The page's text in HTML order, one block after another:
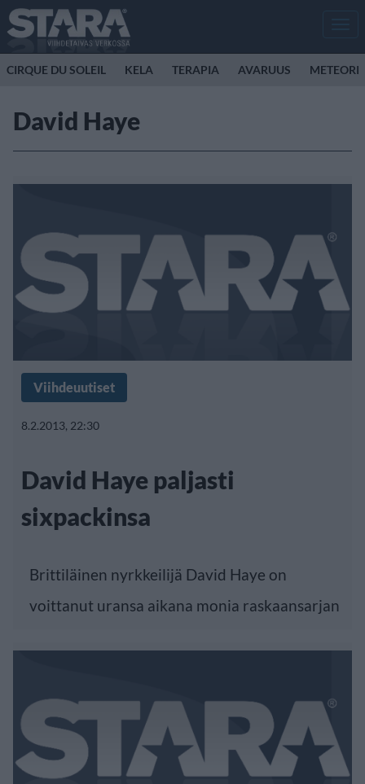
CIRQUE DU SOLEIL KELA TERAPIA AVARUUS METEORI
David Haye
Viihdeuutiset
8.2.2013, 22:30
David Haye paljasti
sixpackinsa
Brittiläinen nyrkkeilijä David Haye on
voittanut uransa aikana monia raskaansarjan